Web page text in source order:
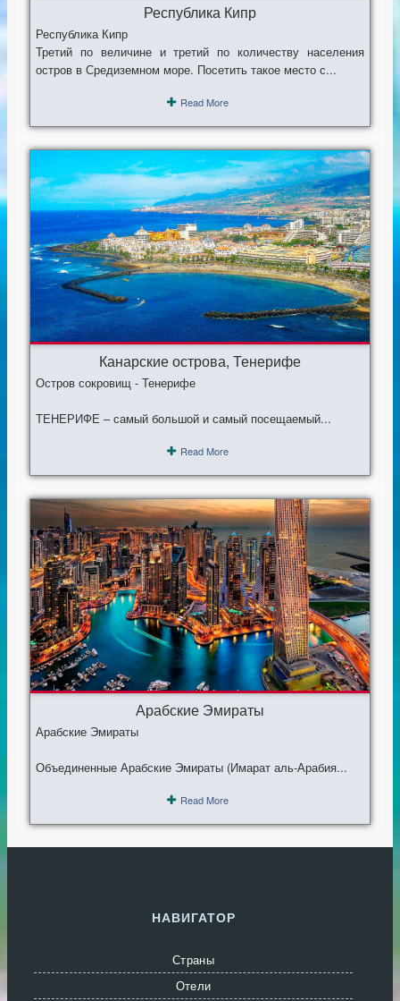
Республика Кипр
Республика Кипр
Третий по величине и третий по количеству населения
остров в Средиземном море. Посетить такое место с...
Read More
Канарские острова, Тенерифе
Остров сокровищ - Тенерифе
ТЕНЕРИФЕ – самый большой и самый посещаемый...
Read More
Арабские Эмираты
Арабские Эмираты
Объединенные Арабские Эмираты (Имарат аль-Арабия...
Read More
НАВИГАТОР
Страны
Отели